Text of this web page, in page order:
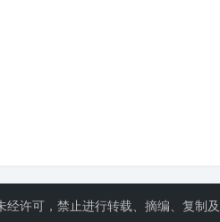
许可，禁止进行转载、摘编、复制及